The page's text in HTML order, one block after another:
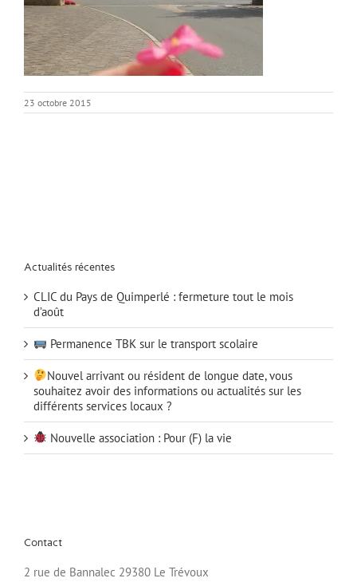
23 octobre 2015
Actualités récentes
CLIC du Pays de Quimperlé : fermeture tout le mois
d’août
Permanence TBK sur le transport scolaire
Nouvel arrivant ou résident de longue date, vous
souhaitez avoir des informations ou actualités sur les
différents services locaux ?
Nouvelle association : Pour (F) la vie
Contact
2 rue de Bannalec 29380 Le Trévoux